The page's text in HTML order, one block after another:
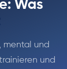
Was
mental und
und